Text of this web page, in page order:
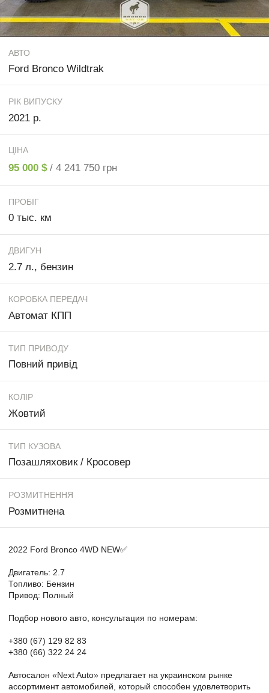
АВТО
Ford Bronco Wildtrak
РІК ВИПУСКУ
2021 р.
ЦІНА
95 000 $ / 4 241 750 грн
ПРОБІГ
0 тыс. км
ДВИГУН
2.7 л., бензин
КОРОБКА ПЕРЕДАЧ
Автомат КПП
ТИП ПРИВОДУ
Повний привід
КОЛІР
Жовтий
ТИП КУЗОВА
Позашляховик / Кросовер
РОЗМИТНЕННЯ
Розмитнена
2022 Ford Bronco 4WD NEW✅
Двигатель: 2.7
Топливо: Бензин
Привод: Полный
Подбор нового авто, консультация по номерам:
+380 (67) 129 82 83
+380 (66) 322 24 24
Автосалон «Next Auto» предлагает на украинском рынке
ассортимент автомобилей, который способен удовлетворить